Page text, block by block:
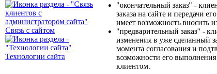
Связь с сайтом
Технологии сайта
"окончательный заказ" -
заказа на сайте и передачи
имеет возможность вносить
"предварительный заказ" -
изменения в уже сделанный
момента согласования и
возможности его
клиентом.